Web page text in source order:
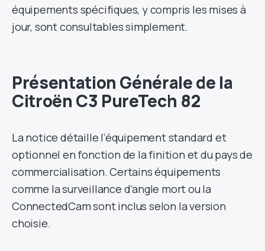
équipements spécifiques, y compris les mises à
jour, sont consultables simplement.
Présentation Générale de la
Citroën C3 PureTech 82
La notice détaille l’équipement standard et
optionnel en fonction de la finition et du pays de
commercialisation. Certains équipements
comme la surveillance d’angle mort ou la
ConnectedCam sont inclus selon la version
choisie.